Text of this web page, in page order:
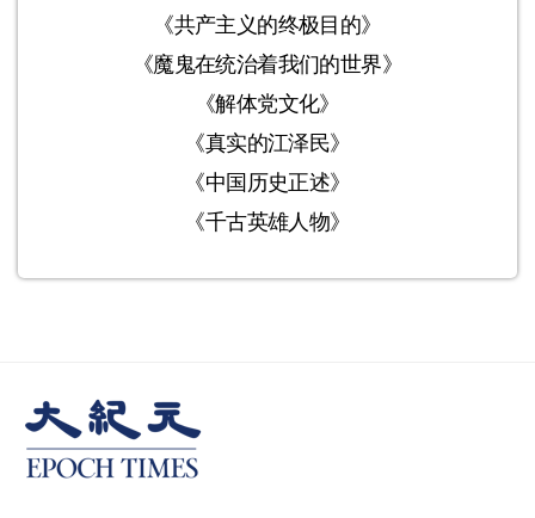
《共产主义的终极目的》
《魔鬼在统治着我们的世界》
《解体党文化》
《真实的江泽民》
《中国历史正述》
《千古英雄人物》